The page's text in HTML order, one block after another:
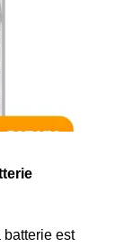
batterie est